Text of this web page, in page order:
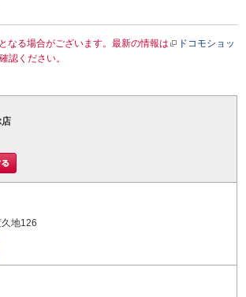
なる場合がございます。最新の情報は
ドコモショッ
認ください。
店
地126